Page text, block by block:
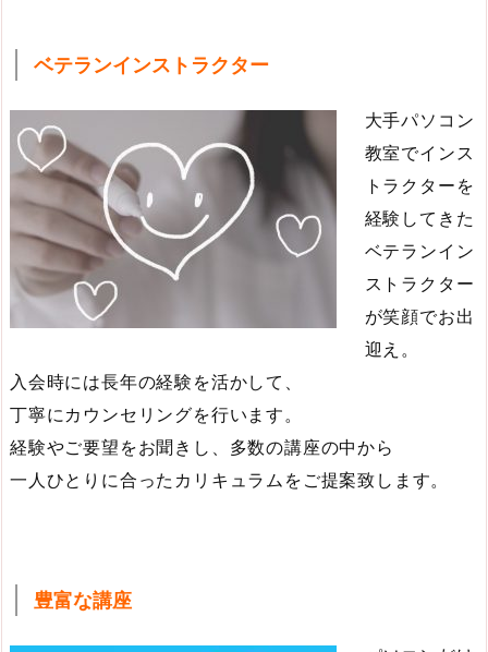
ベテランインストラクター
大手パソコン
教室でインス
トラクターを
経験してきた
ベテランイン
ストラクター
が笑顔でお出
迎え。
入会時には長年の経験を活かして、
丁寧にカウンセリングを行います。
経験やご要望をお聞きし、多数の講座の中から
一人ひとりに合ったカリキュラムをご提案致します。
豊富な講座